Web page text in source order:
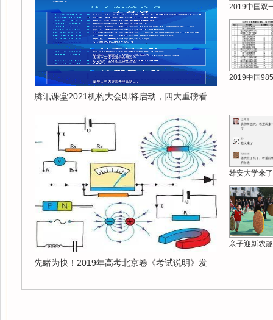
腾讯课堂2021机构大会即将启动，四大重磅看
2019中国双
2019中国
先睹为快！2019年高考北京卷《考试说明》发
雄安大学来
亲子迎新农